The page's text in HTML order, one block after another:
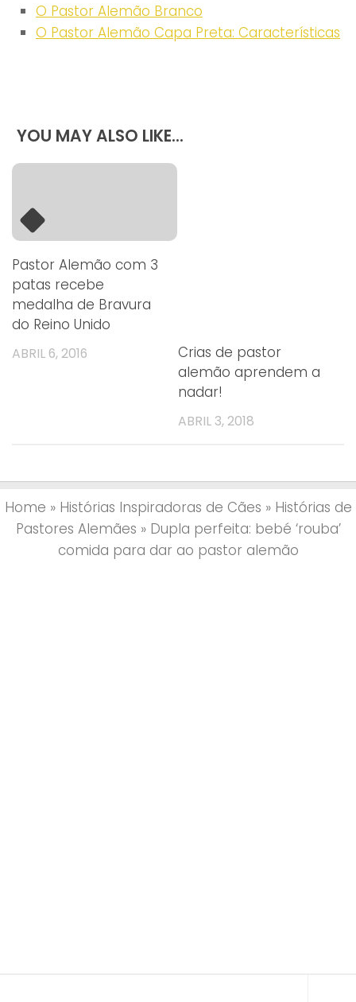
O Pastor Alemão Branco
O Pastor Alemão Capa Preta: Características
YOU MAY ALSO LIKE...
Pastor Alemão com 3
patas recebe
medalha de Bravura
do Reino Unido
ABRIL 6, 2016
Crias de pastor
alemão aprendem a
nadar!
ABRIL 3, 2018
Home » Histórias Inspiradoras de Cães » Histórias de
Pastores Alemães » Dupla perfeita: bebé ‘rouba’
comida para dar ao pastor alemão